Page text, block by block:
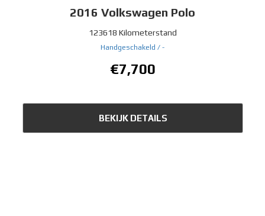
2016 Volkswagen Polo
123618 Kilometerstand
Handgeschakeld / -
€7,700
BEKIJK DETAILS